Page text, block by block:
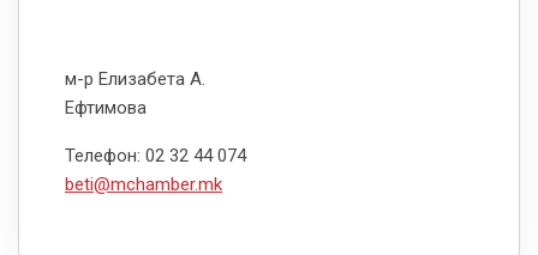
м-р Елизабета А.
Ефтимова
Телефон: 02 32 44 074
beti@mchamber.mk